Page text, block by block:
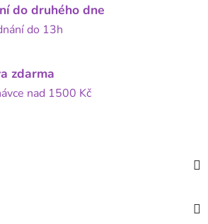
do druhého dne
do 13h
zdarma
nad 1500 Kč